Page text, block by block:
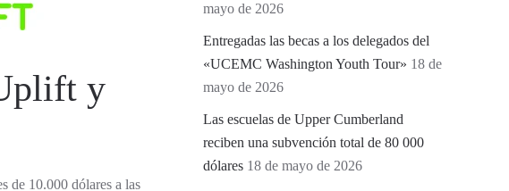
y
de 10.000 dólares a las
mayo de 2026
Entregadas las becas a los delegados del
«UCEMC Washington Youth Tour» 18 de
mayo de 2026
Las escuelas de Upper Cumberland
reciben una subvención total de 80 000
dólares 18 de mayo de 2026